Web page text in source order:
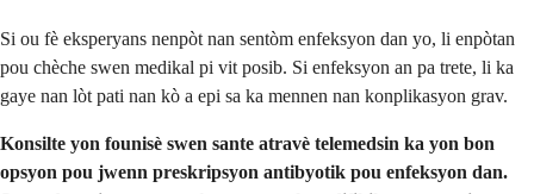
Si ou fè eksperyans nenpòt nan sentòm enfeksyon dan yo, li enpòtan
pou chèche swen medikal pi vit posib. Si enfeksyon an pa trete, li ka
gaye nan lòt pati nan kò a epi sa ka mennen nan konplikasyon grav.
Konsilte yon founisè swen sante atravè telemedsin ka yon bon
opsyon pou jwenn preskripsyon antibyotik pou enfeksyon dan.